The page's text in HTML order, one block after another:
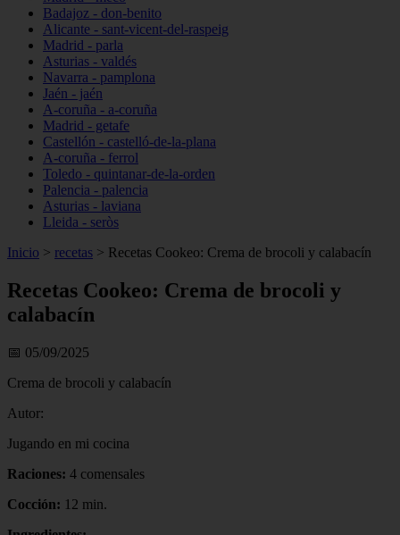
Badajoz - don-benito
Alicante - sant-vicent-del-raspeig
Madrid - parla
Asturias - valdés
Navarra - pamplona
Jaén - jaén
A-coruña - a-coruña
Madrid - getafe
Castellón - castelló-de-la-plana
A-coruña - ferrol
Toledo - quintanar-de-la-orden
Palencia - palencia
Asturias - laviana
Lleida - seròs
Inicio > recetas > Recetas Cookeo: Crema de brocoli y calabacín
Recetas Cookeo: Crema de brocoli y
calabacín
📅 05/09/2025
Crema de brocoli y calabacín
Autor:
Jugando en mi cocina
Raciones: 4 comensales
Cocción: 12 min.